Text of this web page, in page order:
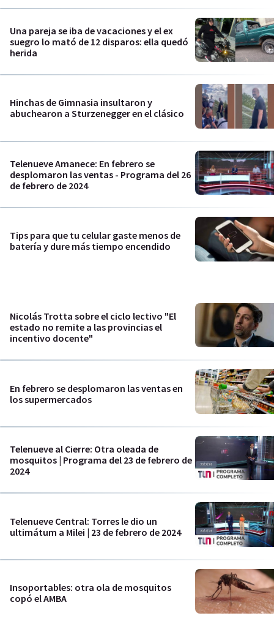
Una pareja se iba de vacaciones y el ex
suegro lo mató de 12 disparos: ella quedó
herida
Hinchas de Gimnasia insultaron y
abuchearon a Sturzenegger en el clásico
Telenueve Amanece: En febrero se
desplomaron las ventas - Programa del 26
de febrero de 2024
Tips para que tu celular gaste menos de
batería y dure más tiempo encendido
Nicolás Trotta sobre el ciclo lectivo "El
estado no remite a las provincias el
incentivo docente"
En febrero se desplomaron las ventas en
los supermercados
Telenueve al Cierre: Otra oleada de
mosquitos | Programa del 23 de febrero de
2024
Telenueve Central: Torres le dio un
ultimátum a Milei | 23 de febrero de 2024
Insoportables: otra ola de mosquitos
copó el AMBA